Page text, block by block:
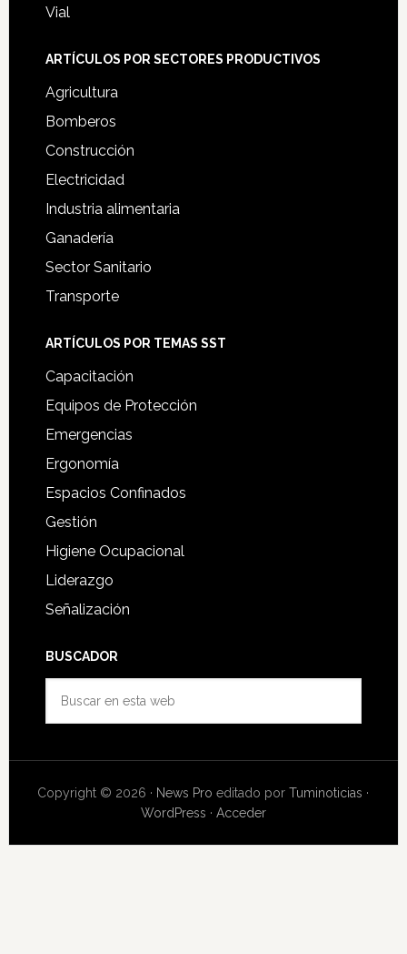
Vial
ARTÍCULOS POR SECTORES PRODUCTIVOS
Agricultura
Bomberos
Construcción
Electricidad
Industria alimentaria
Ganadería
Sector Sanitario
Transporte
ARTÍCULOS POR TEMAS SST
Capacitación
Equipos de Protección
Emergencias
Ergonomía
Espacios Confinados
Gestión
Higiene Ocupacional
Liderazgo
Señalización
BUSCADOR
web
Copyright © 2026 · News Pro editado porTuminoticias ·
WordPress · Acceder